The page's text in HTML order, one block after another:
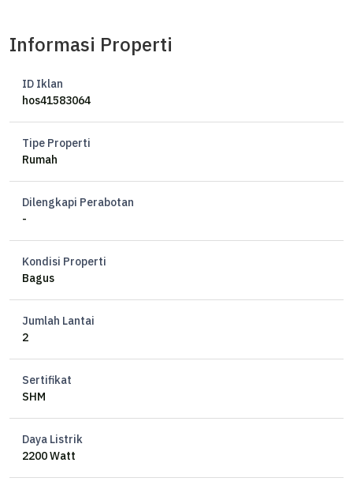
Luas Tanah 162m²
Kamar Tidur 4
Kamar Mandi 4
Hadap Barat Laut-Barat Daya
Harga 3,6 M nego
Informasi Properti
ID Iklan
hos41583064
Tipe Properti
Rumah
Dilengkapi Perabotan
-
Kondisi Properti
Bagus
Jumlah Lantai
2
Sertifikat
SHM
Daya Listrik
2200 Watt